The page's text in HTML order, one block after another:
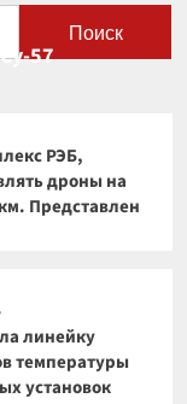
Поиск
57
РЭБ,
дроны на
Представлен
линейку
температуры
установок